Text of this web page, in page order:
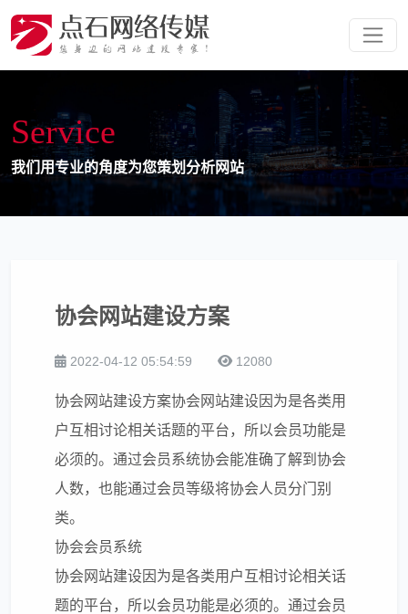
Service
我们 用专业的角度为您策划分析网站
协会网站建设方案
2022-04-12 05:54:59 12080
协会网站建设方案协会网站建设因为是各类用
户互相讨论相关话题的平台，所以会员功能是
必须的。通过会员系统协会能准确了解到协会
人数，也能通过会员等级将协会人员分门别
类。
协会会员系统
协会网站建设因为是各类用户互相讨论相关话
题的平台，所以会员功能是必须的。通过会员